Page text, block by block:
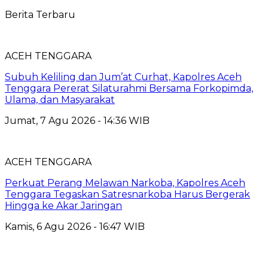
Berita Terbaru
ACEH TENGGARA
Subuh Keliling dan Jum’at Curhat, Kapolres Aceh
Tenggara Pererat Silaturahmi Bersama Forkopimda,
Ulama, dan Masyarakat
Jumat, 7 Agu 2026 - 14:36 WIB
ACEH TENGGARA
Perkuat Perang Melawan Narkoba, Kapolres Aceh
Tenggara Tegaskan Satresnarkoba Harus Bergerak
Hingga ke Akar Jaringan
Kamis, 6 Agu 2026 - 16:47 WIB